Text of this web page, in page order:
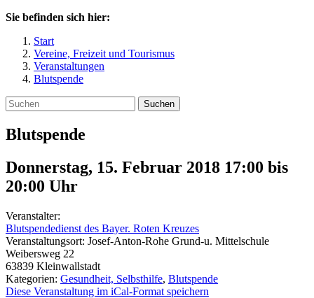
Sie befinden sich hier:
Start
Vereine, Freizeit und Tourismus
Veranstaltungen
Blutspende
Suchen
Blutspende
Donnerstag, 15. Februar 2018 17:00 bis
20:00 Uhr
Veranstalter:
Blutspendedienst des Bayer. Roten Kreuzes
Veranstaltungsort: Josef-Anton-Rohe Grund-u. Mittelschule
Weibersweg 22
63839 Kleinwallstadt
Kategorien: Gesundheit, Selbsthilfe, Blutspende
Diese Veranstaltung im iCal-Format speichern